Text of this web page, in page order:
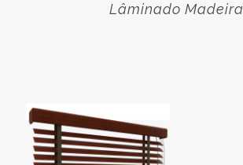
Lâminado Madeira